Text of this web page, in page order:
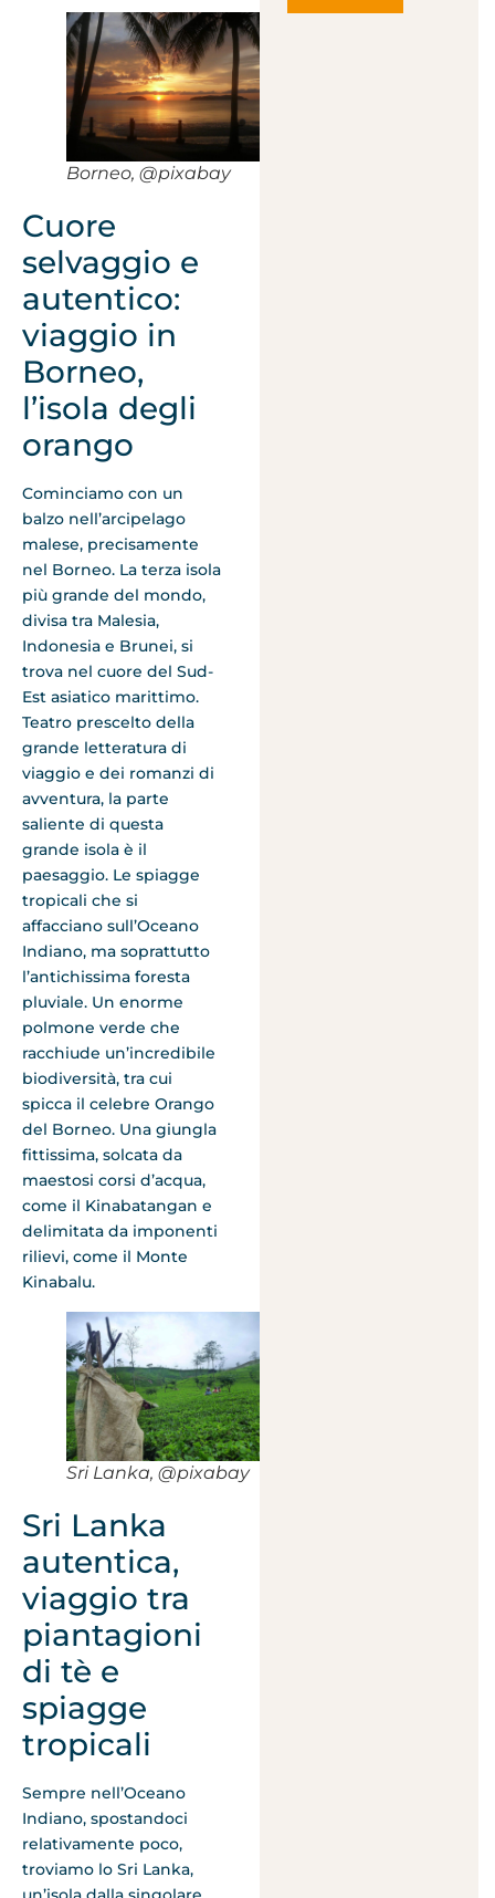
Borneo, @pixabay
Cuore
selvaggio e
autentico:
viaggio in
Borneo,
l’isola degli
orango
Cominciamo con un
balzo nell’arcipelago
malese, precisamente
nel Borneo. La terza isola
più grande del mondo,
divisa tra Malesia,
Indonesia e Brunei, si
trova nel cuore del Sud-
Est asiatico marittimo.
Teatro prescelto della
grande letteratura di
viaggio e dei romanzi di
avventura, la parte
saliente di questa
grande isola è il
paesaggio. Le spiagge
tropicali che si
affacciano sull’Oceano
Indiano, ma soprattutto
l’antichissima foresta
pluviale. Un enorme
polmone verde che
racchiude un’incredibile
biodiversità, tra cui
spicca il celebre Orango
del Borneo. Una giungla
fittissima, solcata da
maestosi corsi d’acqua,
come il Kinabatangan e
delimitata da imponenti
rilievi, come il Monte
Kinabalu.
Sri Lanka, @pixabay
Sri Lanka
autentica,
viaggio tra
piantagioni
di tè e
spiagge
tropicali
Sempre nell’Oceano
Indiano, spostandoci
relativamente poco,
troviamo lo Sri Lanka,